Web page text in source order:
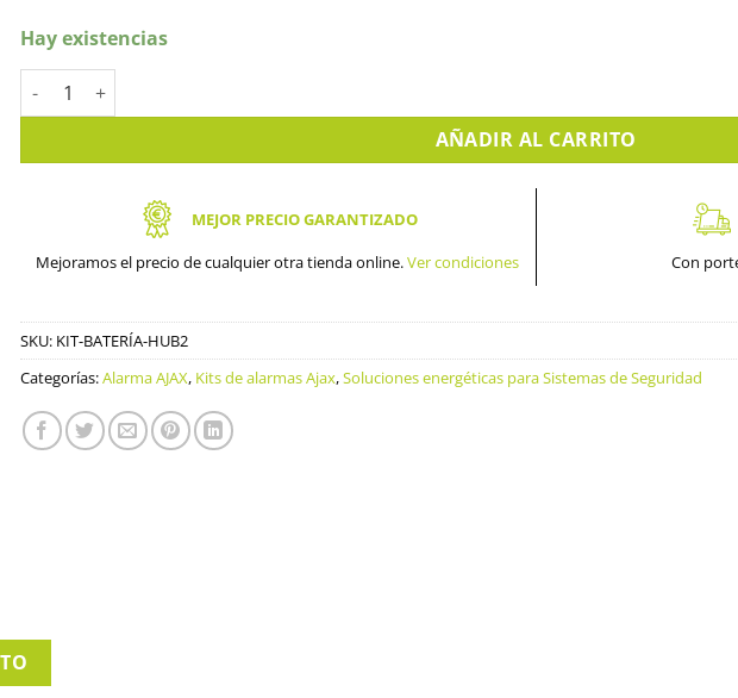
Hay existencias
Kit de Respaldo Energético de batería AJAX sin conexión eléctrica. KIT-BATERÍA-HUB2
AÑADIR AL CARRITO
MEJOR PRECIO GARANTIZADO
Mejoramos el precio de cualquier otra tienda online.Ver condiciones
Con
SKU: KIT-BATERÍA-HUB2
Categorías:Alarma AJAX, Kits de alarmas Ajax,Soluciones energéticas para Sistemas de Seguridad